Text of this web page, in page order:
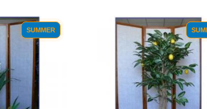
CATENA LUMINOSA DA ESTERNO SOLARE 1
SUMMER